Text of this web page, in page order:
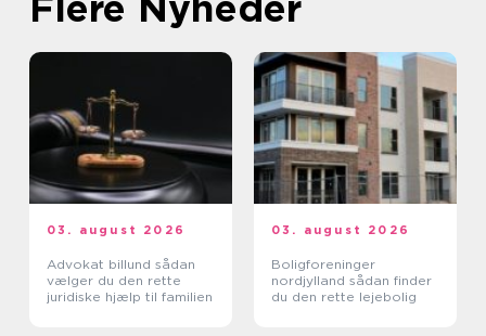
03. august 2026
Advokat billund sådan
vælger du den rette
juridiske hjælp til familien
03. august 2026
Boligforeninger
nordjylland sådan finder
du den rette lejebolig